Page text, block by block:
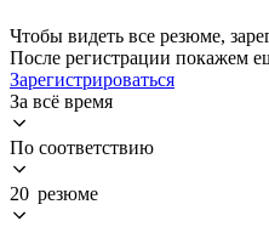
Чтобы видеть все резюме,
После регистрации покажем
Зарегистрироваться
За всё время
По соответствию
20 резюме